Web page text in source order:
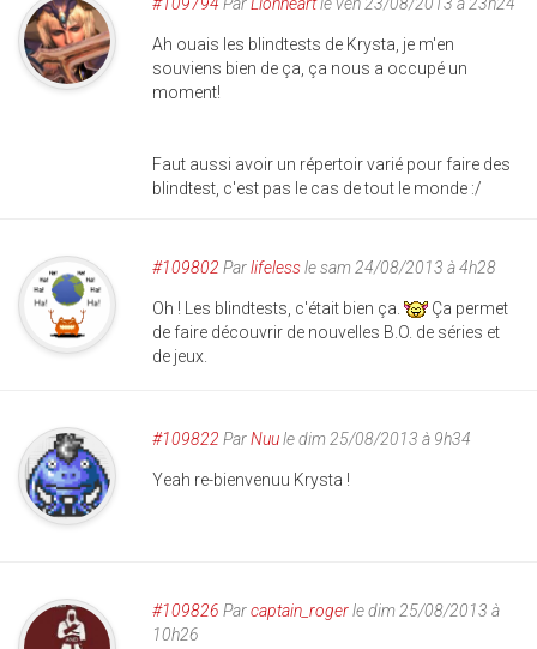
Ah ouais les blindtests de Krysta, je m'en
souviens bien de ça, ça nous a occupé un
moment!
Faut aussi avoir un répertoir varié pour faire des
blindtest, c'est pas le cas de tout le monde :/
#109802 Parlifelessle sam 24/08/2013 à 4h28
Oh ! Les blindtests, c'était bien ça.
Ça permet
de faire découvrir de nouvelles B.O. de séries et
de jeux.
#109822 ParNuule dim 25/08/2013 à 9h34
Yeah re-bienvenuu Krysta !
#109826 Parcaptain_rogerle dim 25/08/2013 à
10h26